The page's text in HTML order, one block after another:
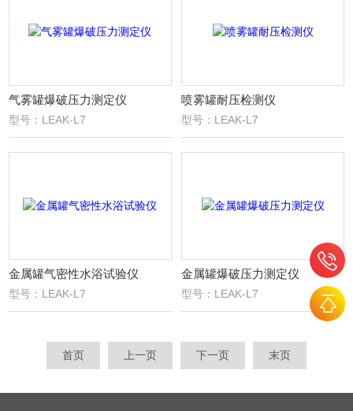
气雾罐爆破压力测定仪
型号：LEAK-L7
喷雾罐耐压检测仪
型号：LEAK-L7
金属罐气密性水浴试验仪
型号：LEAK-L7
金属罐爆破压力测定仪
型号：LEAK-L7
首页 上一页 下一页 末页